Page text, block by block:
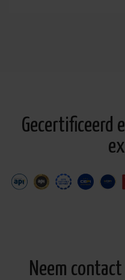
Gecertificeerd
Neem